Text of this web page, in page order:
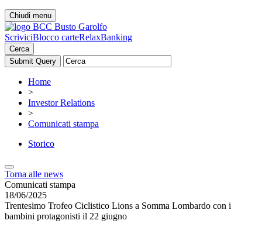
Chiudi menu
ScriviciBlocco carteRelaxBanking
Cerca
Home
>
Investor Relations
>
Comunicati stampa
Storico
Torna alle news
Comunicati stampa
18/06/2025
Trentesimo Trofeo Ciclistico Lions a Somma Lombardo con i
bambini protagonisti il 22 giugno